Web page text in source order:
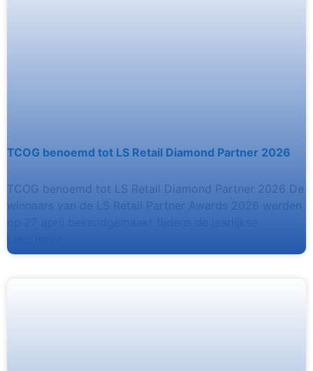
TCOG benoemd tot LS Retail Diamond Partner 2026
TCOG benoemd tot LS Retail Diamond Partner 2026 De
winnaars van de LS Retail Partner Awards 2026 werden